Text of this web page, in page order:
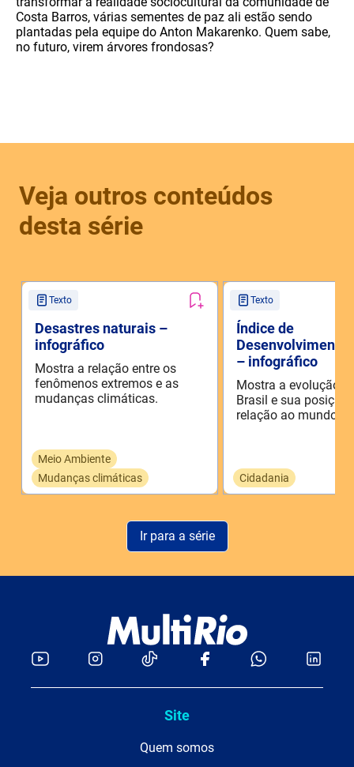
Costa Barros, várias sementes de paz ali estão sendo
plantadas pela equipe do Anton Makarenko. Quem sabe,
no futuro, virem árvores frondosas?
Veja outros conteúdos
desta série
Texto
Desastres naturais –
infográfico
Mostra a relação entre os
fenômenos extremos e as
mudanças climáticas.
Meio Ambiente
Mudanças climáticas
Texto
Índice de
Desenvolvimento
– infográfico
Mostra a evolução
Brasil e sua posição
relação ao mundo.
Cidadania
Ir para a série
Site
Quem somos